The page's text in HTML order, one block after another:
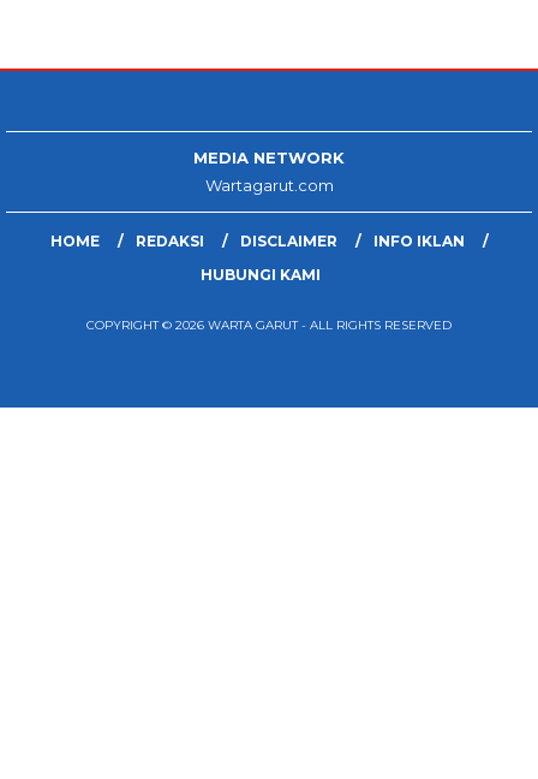
MEDIA NETWORK
Wartagarut.com
HOME REDAKSI DISCLAIMER
INFO IKLAN
HUBUNGI KAMI
COPYRIGHT © 2026 WARTA GARUT - ALL RIGHTS RESERVED